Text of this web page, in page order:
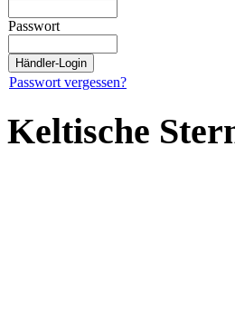
Passwort
Passwort vergessen?
Keltische